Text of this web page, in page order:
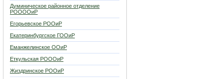
Думиническое районное отделение
РООООиР
Егорьевское РООиР
Екатеринбургское ГООиР
Еманжелинское ООиР
Еткульская РОООиР
Жиздринское РООиР